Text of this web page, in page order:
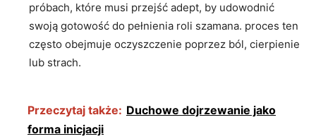
próbach, które musi przejść adept, by udowodnić
swoją gotowość do pełnienia roli szamana. proces ten
często obejmuje oczyszczenie poprzez ból, cierpienie
lub strach.
Przeczytaj także: Duchowe dojrzewanie jako
forma inicjacji